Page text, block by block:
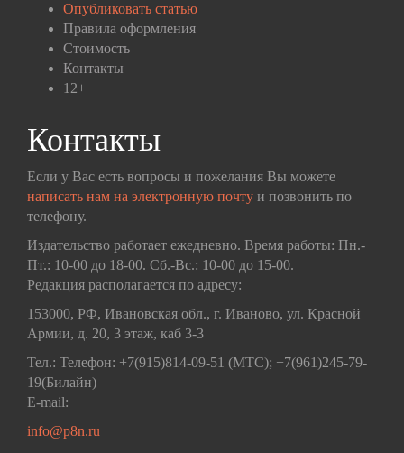
Опубликовать статью
Правила оформления
Стоимость
Контакты
12+
Контакты
Если у Вас есть вопросы и пожелания Вы можете
написать нам на электронную почту и позвонить по
телефону.
Издательство работает ежедневно. Время работы: Пн.-
Пт.: 10-00 до 18-00. Сб.-Вс.: 10-00 до 15-00.
Редакция располагается по адресу:
153000, РФ, Ивановская обл., г. Иваново, ул. Красной
Армии, д. 20, 3 этаж, каб 3-3
Тел.: Телефон: +7(915)814-09-51 (МТС); +7(961)245-79-
19(Билайн)
E-mail:
info@p8n.ru